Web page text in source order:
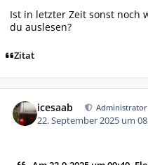
Ist in letzter Zeit sonst noch
du auslesen?
Zitat
icesaab Administrator
22. September 2025 um